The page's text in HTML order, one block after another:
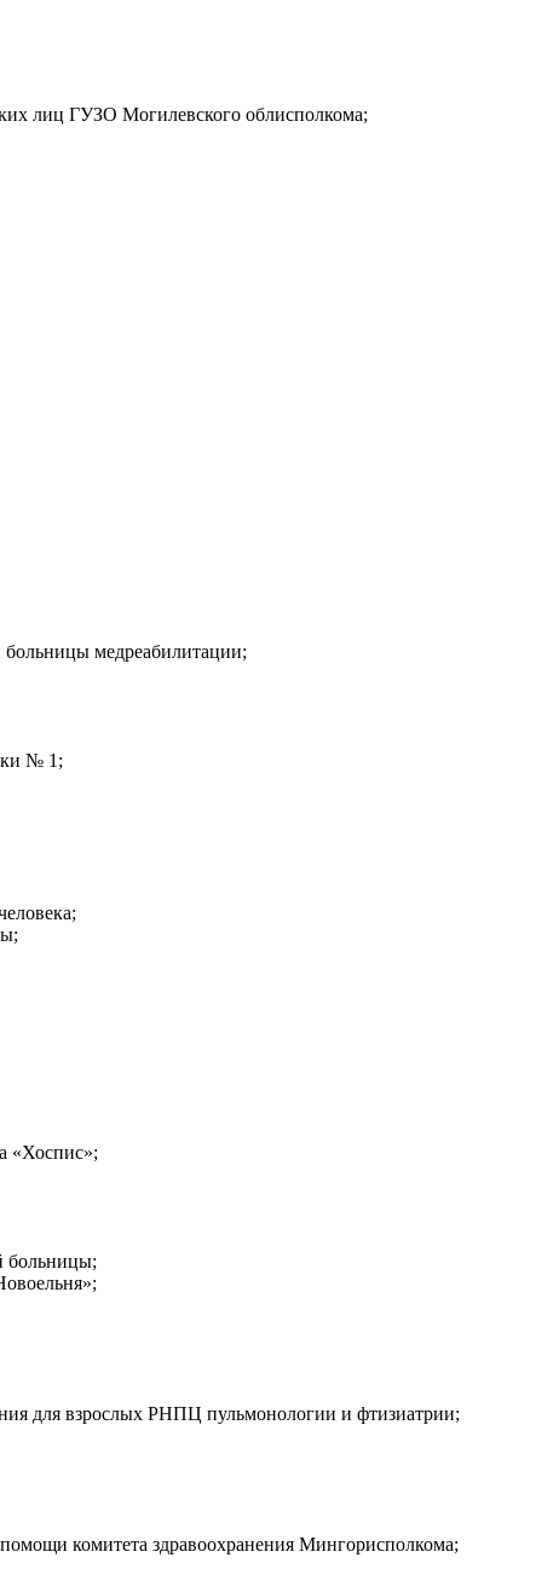
лиц ГУЗО Могилевского облисполкома;
медреабилитации;
№ 1;
«Хоспис»;
больницы;
для взрослых РНПЦ пульмонологии и фтизиатрии;
комитета здравоохранения Мингорисполкома;